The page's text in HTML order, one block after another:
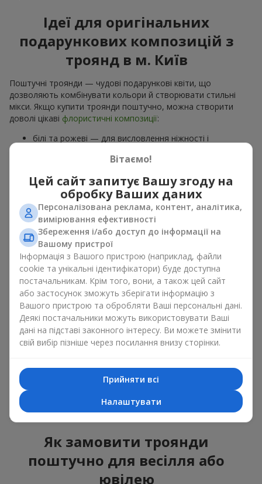
Ідеї для оригінальних
подарункових композицій з
троянд в м. Київ
Поштучні троянди — чудові подарункові квіти, що
дозволяють комбінувати кольори й створювати стильні
мікси. Якщо купити троянди поштучно, можна створити
доволі цікаві флористичні композиції:
білі та рожеві — для висловлення ніжності і
червоні та коралові — квіти для закоханих, як спосіб
сказати про пристрасть та сильні почуття;
кремові та рожеві — для елегантного букета до будь-
якого свята чи, навіть, весілля.
Купити троянду поштучно — створити індивідуальну
квіткову композицію, яка може коштувати помірно, але
створювати приємне враження і передавати надзвичайні
емоції.
Купити троянди поштучно для
вашого свята в м. Київ
Якщо ви вирішили поштучні троянди купити, вам важливо
розуміти яким саме ви бажаєте бачити кінцевий результат.
Зазвичай, троянда поштучно — ідеальний для створення
тільки різних кольорів, а й сортів. Враховуйте яка ціна
троянд поштучно, щоб оцінити вартість композиції, або
зверніться до менеджера за кінцевим розрахунком,
замовляючи складний букет до свята. Вигідні пропозиції у
розділі“Акційні букети"
Як замовити троянди
поштучно для весілля або
ювілею
Вітаємо!
Цей сайт запитує Вашу згоду на
обробку Ваших даних
Персоналізована реклама, контент, аналітика,
вимірювання ефективності
Збереження і/або доступ до інформації на
Вашому пристрої
Інформація з Вашого пристрою (наприклад, файли
cookie та унікальні ідентифікатори) буде доступна
постачальникам. Крім того, вони, а також цей сайт
або застосунок зможуть зберігати інформацію з
Вашого пристрою та обробляти Ваші персональні дані.
Деякі постачальники можуть використовувати Ваші
дані на підставі законного інтересу. Ви можете змінити
свій вибір пізніше через посилання внизу сторінки.
Прийняти всі
Налаштувати